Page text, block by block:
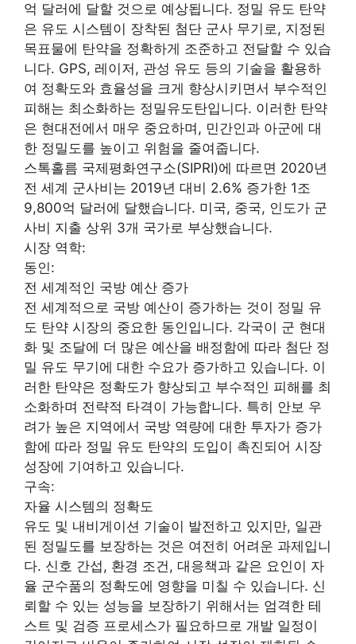
억 달러에 달할 것으로 예상됩니다. 정밀 유도 탄약
은 유도 시스템이 장착된 첨단 군사 무기로, 지정된
목표물에 탄약을 정확하게 조준하고 전달할 수 있습
니다. GPS, 레이저, 관성 유도 등의 기술을 활용하
여 정확도와 효율성을 크게 향상시키면서 부수적인
피해는 최소화하는 정밀유도탄입니다. 이러한 탄약
은 현대전에서 매우 중요하며, 민간인과 아군에 대
한 정밀도를 높이고 위험을 줄여줍니다.
스톡홀름 국제평화연구소(SIPRI)에 따르면 2020년
전 세계 군사비는 2019년 대비 2.6% 증가한 1조
9,800억 달러에 달했습니다. 미국, 중국, 인도가 군
사비 지출 상위 3개 국가로 부상했습니다.
시장 역학:
동인:
전 세계적인 국방 예산 증가
전 세계적으로 국방 예산이 증가하는 것이 정밀 유
도 탄약 시장의 중요한 동인입니다. 각국이 군 현대
화 및 조달에 더 많은 예산을 배정함에 따라 첨단 정
밀 유도 무기에 대한 수요가 증가하고 있습니다. 이
러한 탄약은 정확도가 향상되고 부수적인 피해를 최
소화하며 전략적 타격이 가능합니다. 특히 안보 우
려가 높은 지역에서 국방 역량에 대한 투자가 증가
함에 따라 정밀 유도 탄약의 도입이 촉진되어 시장
성장에 기여하고 있습니다.
구속:
자율 시스템의 정확도
유도 및 내비게이션 기술이 발전하고 있지만, 일관
된 정밀도를 보장하는 것은 여전히 어려운 과제입니
다. 신호 간섭, 환경 조건, 대응책과 같은 요인이 자
율 군수품의 정확도에 영향을 미칠 수 있습니다. 신
뢰할 수 있는 성능을 보장하기 위해서는 엄격한 테
스트 및 검증 프로세스가 필요하므로 개발 일정이